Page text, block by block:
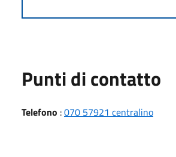
Punti di contatto
Telefono :070 57921 centralino